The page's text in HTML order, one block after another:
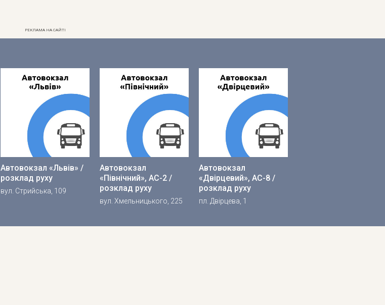
РЕКЛАМА НА САЙТІ
Автовокзал «Львів» /
розклад руху
вул. Стрийська, 109
Автовокзал
«Північний», АС-2 /
розклад руху
вул. Хмельницького, 225
Автовокзал
«Двірцевий», АС-8 /
розклад руху
пл. Двірцева, 1